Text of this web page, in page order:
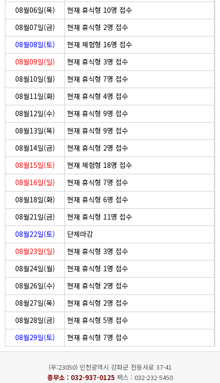
08월06일(목)
현재 휴식형 10명 접수
08월07일(금)
현재 휴식형 2명 접수
08월08일(토)
현재 체험형 16명 접수
08월09일(일)
현재 휴식형 3명 접수
08월10일(월)
현재 휴식형 7명 접수
08월11일(화)
현재 휴식형 4명 접수
08월12일(수)
현재 휴식형 9명 접수
08월13일(목)
현재 휴식형 9명 접수
08월14일(금)
현재 휴식형 2명 접수
08월15일(토)
현재 체험형 18명 접수
08월16일(일)
현재 휴식형 7명 접수
08월18일(화)
현재 휴식형 6명 접수
08월21일(금)
현재 휴식형 11명 접수
08월22일(토)
단체마감
08월23일(일)
현재 휴식형 3명 접수
08월24일(월)
현재 휴식형 1명 접수
08월26일(수)
현재 휴식형 2명 접수
08월27일(목)
현재 휴식형 2명 접수
08월28일(금)
현재 휴식형 5명 접수
08월29일(토)
현재 휴식형 7명 접수
(우:23050) 인천광역시 강화군 전등사로 37-41
종무소 : 032-937-0125 팩스 : 032-232-5450